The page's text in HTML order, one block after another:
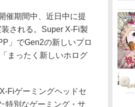
催期間中、近日中に提
される。Super X-Fi製
」でGen2の新しいプロ
まったく新しいホログ
Fiゲーミングヘッドセ
特別なゲーミング・サ